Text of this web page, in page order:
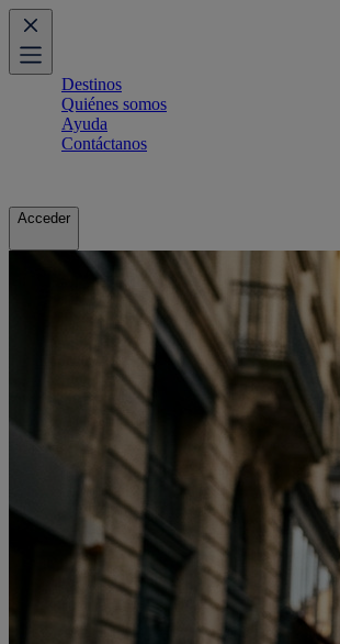
Destinos
Quiénes somos
Ayuda
Contáctanos
Acceder